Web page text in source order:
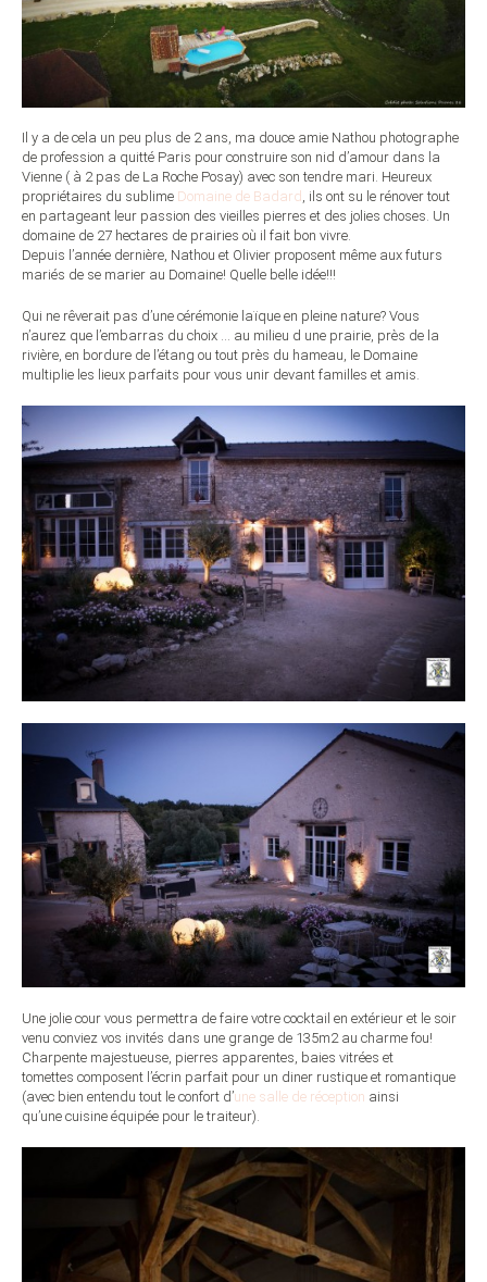
Il y a de cela un peu plus de 2 ans, ma douce amie Nathou photographe
de profession a quitté Paris pour construire son nid d’amour dans la
Vienne ( à 2 pas de La Roche Posay) avec son tendre mari. Heureux
propriétaires du sublime Domaine de Badard , ils ont su le rénover tout
en partageant leur passion des vieilles pierres et des jolies choses. Un
domaine de 27 hectares de prairies où il fait bon vivre.
Depuis l’année dernière, Nathou et Olivier proposent même aux futurs
mariés de se marier au Domaine! Quelle belle idée!!!
Qui ne rêverait pas d’une cérémonie laïque en pleine nature? Vous
n’aurez que l’embarras du choix … au milieu d une prairie, près de la
rivière, en bordure de l’étang ou tout près du hameau, le Domaine
multiplie les lieux parfaits pour vous unir devant familles et amis.
Une jolie cour vous permettra de faire votre cocktail en extérieur et le soir
venu conviez vos invités dans une grange de 135m2 au charme fou!
Charpente majestueuse, pierres apparentes, baies vitrées et
tomettes composent l’écrin parfait pour un diner rustique et romantique
(avec bien entendu tout le confort d’une salle de réception ainsi
qu’une cuisine équipée pour le traiteur).